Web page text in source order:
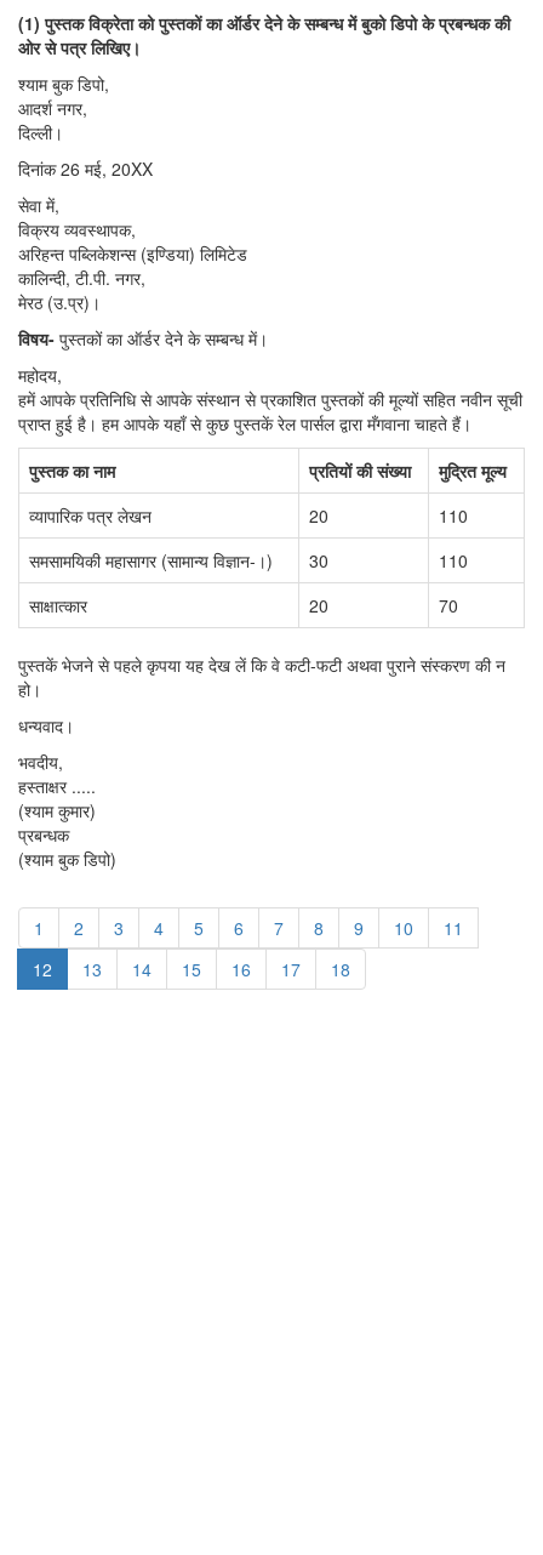
(1) पुस्तक विक्रेता को पुस्तकों का ऑर्डर देने के सम्बन्ध में बुको डिपो के प्रबन्धक की
ओर से पत्र लिखिए।
श्याम बुक डिपो,
आदर्श नगर,
दिल्ली।
दिनांक 26 मई, 20XX
सेवा में,
विक्रय व्यवस्थापक,
अरिहन्त पब्लिकेशन्स (इण्डिया) लिमिटेड
कालिन्दी, टी.पी. नगर,
मेरठ (उ.प्र)।
विषय- पुस्तकों का ऑर्डर देने के सम्बन्ध में।
महोदय,
हमें आपके प्रतिनिधि से आपके संस्थान से प्रकाशित पुस्तकों की मूल्यों सहित नवीन सूची
प्राप्त हुई है। हम आपके यहाँ से कुछ पुस्तकें रेल पार्सल द्वारा मँगवाना चाहते हैं।
पुस्तक का नाम
प्रतियों की संख्या
मुद्रित मूल्य
व्यापारिक पत्र लेखन
20
110
समसामयिकी महासागर (सामान्य विज्ञान-।)
30
110
साक्षात्कार
20 70
पुस्तकें भेजने से पहले कृपया यह देख लें कि वे कटी-फटी अथवा पुराने संस्करण की न
हो।
धन्यवाद।
भवदीय,
हस्ताक्षर .....
(श्याम कुमार)
प्रबन्धक
(श्याम बुक डिपो)
1 2 3 4 5 6 7 8 9 10
11
12
13 14 15 16 17 18